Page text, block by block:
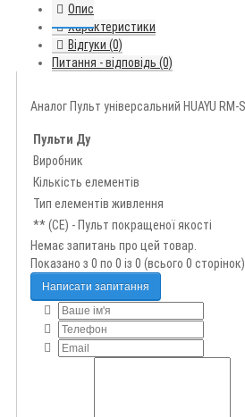
Опис
Характеристики
Відгуки (0)
Питання - відповідь (0)
Аналог Пульт універсальний HUAYU
Пульти Ду
Виробник
Кількість елементів
Тип елементів живлення
** (CE) - Пульт покращеної якості
Немає запитань про цей товар.
Показано з 0 по 0 із 0 (всього 0 сторінок)
Написати запитання